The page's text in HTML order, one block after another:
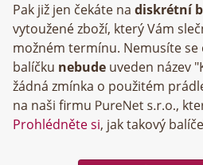
Pak již jen čekáte na diskrétní
vytoužené zboží, který Vám
možném termínu. Nemusíte se
balíčku nebude uveden název
žádná zmínka o použitém
na naši firmu
,
Prohlédněte si, jak takový